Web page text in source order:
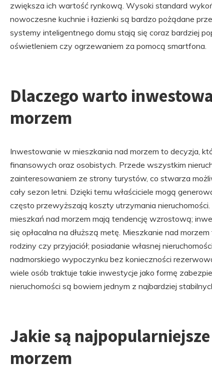
zwiększa ich wartość rynkową. Wysoki standard
nowoczesne kuchnie i łazienki są bardzo pożądane
systemy inteligentnego domu stają się coraz bardziej
oświetleniem czy ogrzewaniem za pomocą smartfona.
Dlaczego warto
morzem
Inwestowanie w mieszkania nad morzem to decyzja,
finansowych oraz osobistych. Przede wszystkim
zainteresowaniem ze strony turystów, co stwarza
cały sezon letni. Dzięki temu właściciele mogą
często przewyższają koszty utrzymania
mieszkań nad morzem mają tendencję wzrostową;
się opłacalna na dłuższą metę. Mieszkanie nad
rodziny czy przyjaciół; posiadanie własnej
nadmorskiego wypoczynku bez konieczności
wiele osób traktuje takie inwestycje jako formę
nieruchomości są bowiem jednym z najbardziej
Jakie są
morzem